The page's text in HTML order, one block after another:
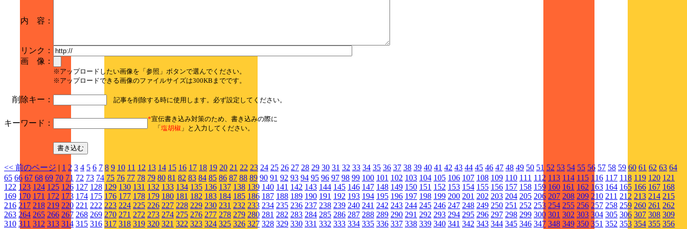
内 容：
リンク：
画 像：
※アップロードしたい画像を「参照」ボタンで選んでください。
※アップロードできる画像のファイルサイズは300KBまでです。
削除キー： 記事を削除する時に使用します。必ず設定してください。
キーワード： *宣伝書き込み対策のため、書き込みの際に
「 塩胡椒 」と入力してください。
<< 前のページ | 1 2 3 4 5 6 7 8 9 10 11 12 13 14 15 16 17 18 19 20 21 22 23 24 25 26 27 28 29 30 31 32 33 34 35 36 37 38 39 40 41 42 43 44 45 46 47 48 49 50 51 52 53 54 55 56 57 58 59 60 61 62 63 64
65 66 67 68 69 70 71 72 73 74 75 76 77 78 79 80 81 82 83 84 85 86 87 88 89 90 91 92 93 94 95 96 97 98 99 100 101 102 103 104 105 106 107 108 109 110 111 112 113 114 115 116 117 118 119 120 121
122 123 124 125 126 127 128 129 130 131 132 133 134 135 136 137 138 139 140 141 142 143 144 145 146 147 148 149 150 151 152 153 154 155 156 157 158 159 160 161 162 163 164 165 166 167 168
169 170 171 172 173 174 175 176 177 178 179 180 181 182 183 184 185 186 187 188 189 190 191 192 193 194 195 196 197 198 199 200 201 202 203 204 205 206 207 208 209 210 211 212 213 214 215
216 217 218 219 220 221 222 223 224 225 226 227 228 229 230 231 232 233 234 235 236 237 238 239 240 241 242 243 244 245 246 247 248 249 250 251 252 253 254 255 256 257 258 259 260 261 262
263 264 265 266 267 268 269 270 271 272 273 274 275 276 277 278 279 280 281 282 283 284 285 286 287 288 289 290 291 292 293 294 295 296 297 298 299 300 301 302 303 304 305 306 307 308 309
310 311 312 313 314 315 316 317 318 319 320 321 322 323 324 325 326 327 328 329 330 331 332 333 334 335 336 337 338 339 340 341 342 343 344 345 346 347 348 349 350 351 352 353 354 355 356